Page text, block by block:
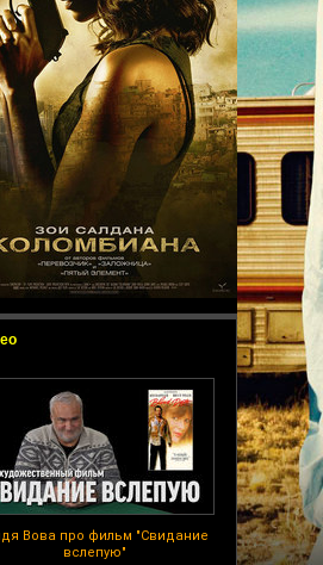
Вова про фильм "Свидание
вслепую"